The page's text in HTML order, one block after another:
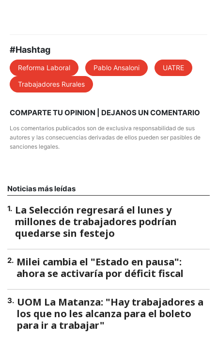
#Hashtag
Reforma Laboral Pablo Ansaloni
UATRE
Trabajadores Rurales
COMPARTE TU OPINION | DEJANOS UN COMENTARIO
Los comentarios publicados son de exclusiva responsabilidad de sus
autores y las consecuencias derivadas de ellos pueden ser pasibles de
sanciones legales.
Noticias más leídas
1. La Selección regresará el lunes y
millones de trabajadores podrían
quedarse sin festejo
2. Milei cambia el "Estado en pausa":
ahora se activaría por déficit fiscal
3. UOM La Matanza: "Hay trabajadores a
los que no les alcanza para el boleto
para ir a trabajar"